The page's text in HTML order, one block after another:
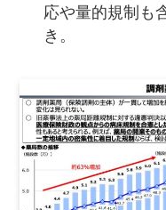
応や量的規制も
き。